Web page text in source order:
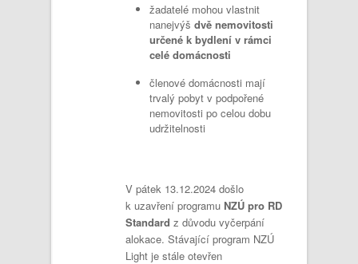
žadatelé mohou vlastnit
nanejvýš dvě nemovitosti
určené k bydlení v rámci
celé domácnosti
členové domácnosti mají
trvalý pobyt v podpořené
nemovitosti po celou dobu
udržitelnosti
V pátek 13.12.2024 došlo
k uzavření programu NZÚ pro RD
Standard z důvodu vyčerpání
alokace. Stávající program NZÚ
Light je stále otevřen